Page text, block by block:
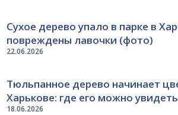
22.06.2026
Сухое дерево упало в парке в
повреждены лавочки (фото)
18.06.2026
Тюльпанное дерево начинает
Харькове: где его можно